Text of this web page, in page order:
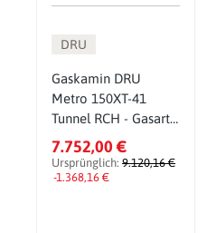
DRU
Gaskamin DRU
Metro 150XT-41
Tunnel RCH - Gasart:
Erdgas G20 (H/E) -
Glasscheibe: ohne
CV-Glas - PowerVent
7.752,00 €
Ursprünglich: 9.120,16 €
-1.368,16 €